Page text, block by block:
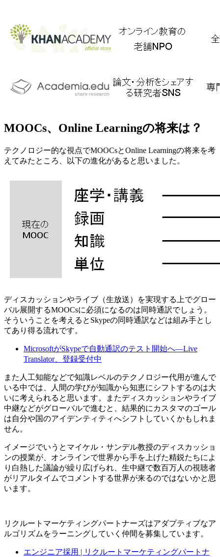
MOOCs、Online Learningの将来は？
テクノロジー的な視点でMOOCsとOnline Learningの将来を考
えてみたところ、以下の進化があると思いました。
ディスカッションやライブ（生放送）を実現する上でグロー
バル展開するMOOCsに必須になるのは同時通訳でしょう。
そういうことを考えるとSkypeの同時通訳などは組み手とし
てあり得る流れです。
MicrosoftがSkypeで自動通訳のテスト開始へ―Live
Translator、登録受付中
また人工知能などで知識レベルのテクノロジー代用が進んで
いる中では、人間の学びが知識から知恵にシフトするのは大
いに考えられると思います。またディスカッションやライブ
中継などがグローバルで進むと、結果的にカスタマのゴール
は自分や国のアイデンティティへシフトしていくかもしれま
せん。
イメージでいうとマイケル・サンデル教授のディスカッショ
ンの授業が、オンラインで世界から手を上げた精鋭たちによ
り白熱した議論が繰り広げられ、生中継で数百万人の視聴者
がリアルタイムでコメントする世界が来るのではないかと思
います。
リクルートマーケティングパートナーズはアダプティブなア
ルゴリズムをラーニングしていく仲間を募集しています。
エンジニア採用 | リクルートマーケティングパートナ